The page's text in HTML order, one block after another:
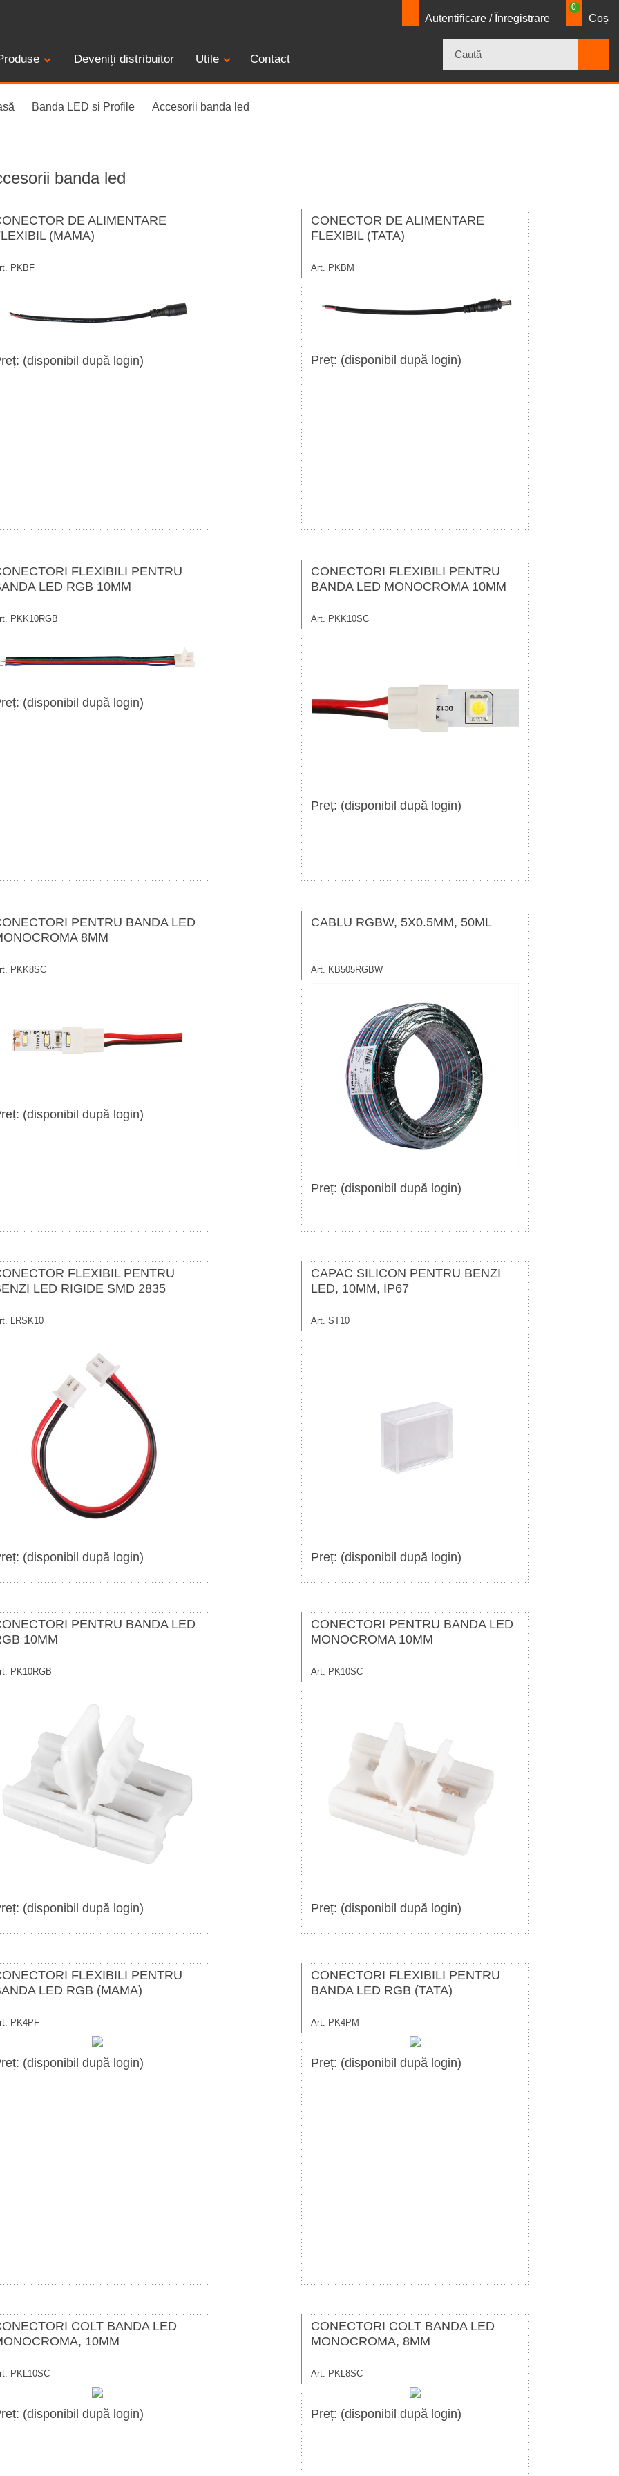
×
Deveniți distribuitor Utile Contact
Autentificare / Înregistrare
0
Coș
Banda LED si Profile Accesorii banda led
banda led
DE ALIMENTARE
(MAMA)
PKBF
(disponibil după login)
CONECTOR DE ALIMENTARE
FLEXIBIL (TATA)
Art. PKBM
Preț: (disponibil după login)
FLEXIBILI PENTRU
LED RGB 10MM
PKK10RGB
(disponibil după login)
CONECTORI FLEXIBILI PENTRU
BANDA LED MONOCROMA 10MM
Art. PKK10SC
Preț: (disponibil după login)
PENTRU BANDA LED
8MM
PKK8SC
(disponibil după login)
CABLU RGBW, 5X0.5MM, 50ML
Art. KB505RGBW
Preț: (disponibil după login)
FLEXIBIL PENTRU
LED RIGIDE SMD 2835
LRSK10
(disponibil după login)
CAPAC SILICON PENTRU BENZI
LED, 10MM, IP67
Art. ST10
Preț: (disponibil după login)
PENTRU BANDA LED
10MM
PK10RGB
(disponibil după login)
CONECTORI PENTRU BANDA LED
MONOCROMA 10MM
Art. PK10SC
Preț: (disponibil după login)
FLEXIBILI PENTRU
LED RGB (MAMA)
PK4PF
(disponibil după login)
CONECTORI FLEXIBILI PENTRU
BANDA LED RGB (TATA)
Art. PK4PM
Preț: (disponibil după login)
COLT BANDA LED
10MM
PKL10SC
(disponibil după login)
CONECTORI COLT BANDA LED
MONOCROMA, 8MM
Art. PKL8SC
Preț: (disponibil după login)